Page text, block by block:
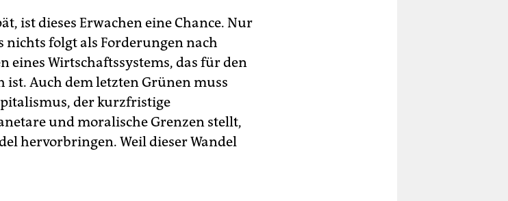
ist dieses Erwachen eine Chance. Nur
nichts folgt als Forderungen nach
Wirtschaftssystems, das für den
Auch dem letzten Grünen muss
der kurzfristige
und moralische Grenzen stellt,
hervorbringen. Weil dieser Wandel